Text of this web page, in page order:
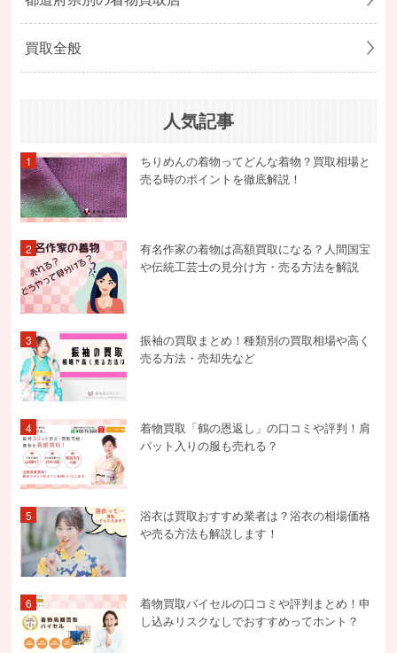
買取全般
人気記事
1
ちりめんの着物ってどんな着物？買取相場と
売る時のポイントを徹底解説！
2
有名作家の着物は高額買取になる？人間国宝
や伝統工芸士の見分け方・売る方法を解説
3
振袖の買取まとめ！種類別の買取相場や高く
売る方法・売却先など
4
着物買取「鶴の恩返し」の口コミや評判！肩
パット入りの服も売れる？
5
浴衣は買取おすすめ業者は？浴衣の相場価格
や売る方法も解説します！
6
着物買取バイセルの口コミや評判まとめ！申
し込みリスクなしでおすすめってホント？